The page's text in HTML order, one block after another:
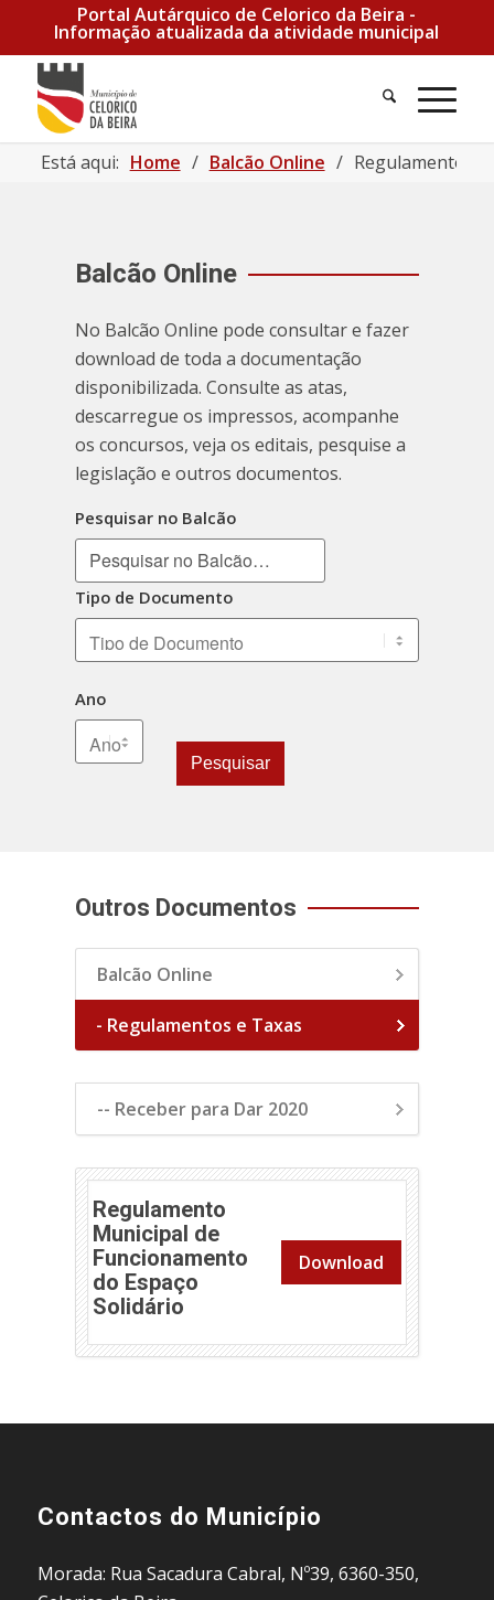
Portal Autárquico de Celorico da Beira -
Informação atualizada da atividade municipal
Está aqui: Home / Balcão Online / Regulamento
Balcão Online
No Balcão Online pode consultar e fazer
download de toda a documentação
disponibilizada. Consulte as atas,
descarregue os impressos, acompanhe
os concursos, veja os editais, pesquise a
legislação e outros documentos.
Pesquisar no Balcão
Tipo de Documento
Ano
Pesquisar
Outros Documentos
Balcão Online
- Regulamentos e Taxas
-- Receber para Dar 2020
Regulamento
Municipal de
Funcionamento
do Espaço
Solidário
Download
Contactos do Município
Morada: Rua Sacadura Cabral, Nº39, 6360-350,